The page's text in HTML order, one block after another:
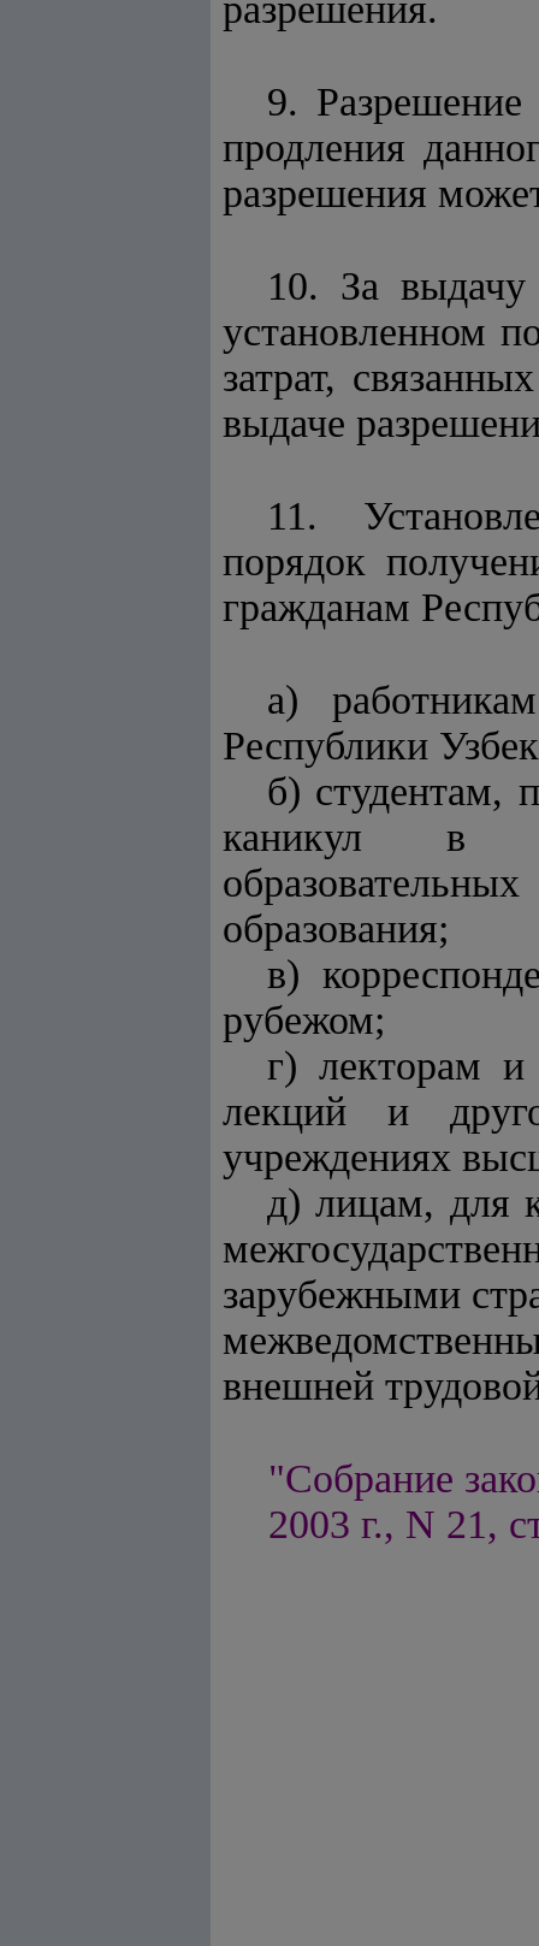
разрешения.
9. Разрешение
продления
разрешения
10. За выдачу
установленном
затрат,
выдаче
11.
порядок
гражданам
а)
Республики
б) студентам,
каникул в
образования;
в)
рубежом;
г) лекторам и
лекций и
учреждениях
д) лицам, для
зарубежными
внешней
"Собрание
2003 г., N 21,